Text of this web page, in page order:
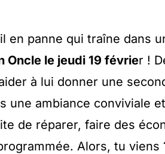
en panne qui traîne dans
Oncle le jeudi 19 février !
à lui donner une
une ambiance conviviale
de réparer, faire des
Alors, tu viens